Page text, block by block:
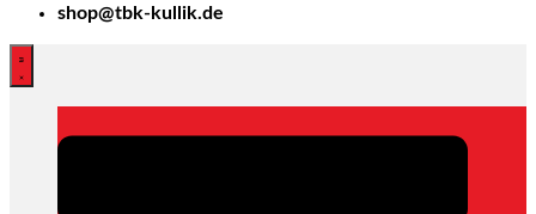
shop@tbk-kullik.de